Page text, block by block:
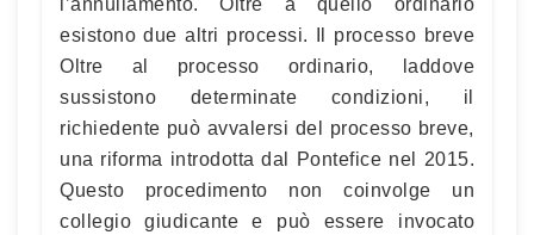
l’annullamento. Oltre a quello ordinario
esistono due altri processi. Il processo breve
Oltre al processo ordinario, laddove
sussistono determinate condizioni, il
richiedente può avvalersi del processo breve,
una riforma introdotta dal Pontefice nel 2015.
Questo procedimento non coinvolge un
collegio giudicante e può essere invocato